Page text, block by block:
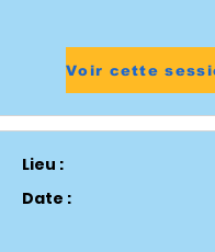
Voir cette
Lieu :
Date :